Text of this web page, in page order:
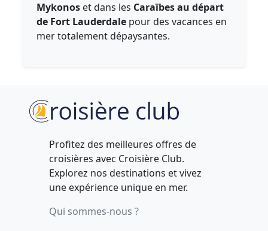
Mykonos et dans les Caraïbes au départ
de Fort Lauderdale pour des vacances en
mer totalement dépaysantes.
Profitez des meilleures offres de
croisières avec Croisière Club.
Explorez nos destinations et vivez
une expérience unique en mer.
Qui sommes-nous ?